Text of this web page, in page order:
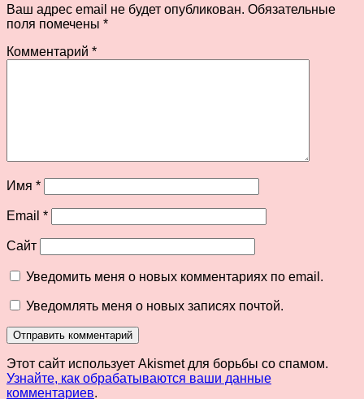
Ваш адрес email не будет опубликован. Обязательные
поля помечены *
Комментарий *
Имя *
Email *
Сайт
Уведомить меня о новых комментариях по email.
Уведомлять меня о новых записях почтой.
Этот сайт использует Akismet для борьбы со спамом.
Узнайте, как обрабатываются ваши данные
комментариев.